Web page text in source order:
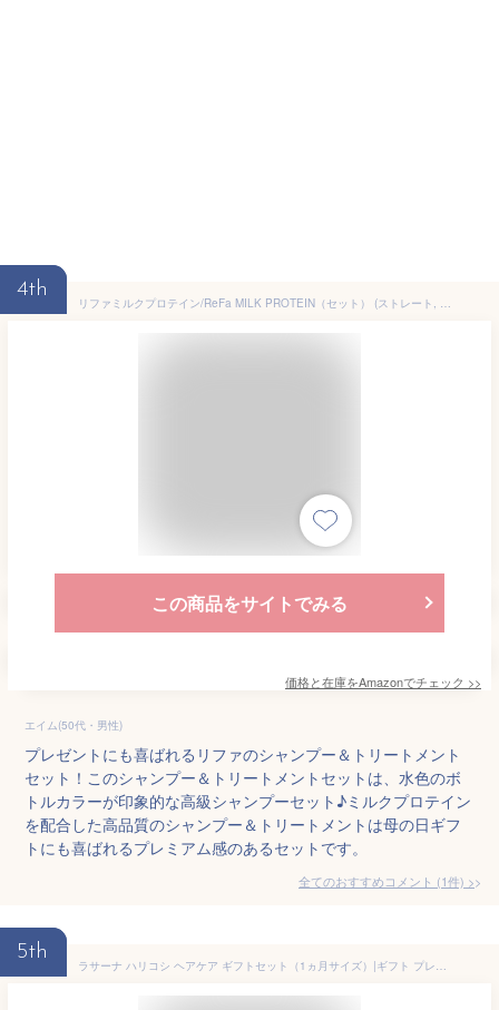
4th
リファミルクプロテイン/ReFa MILK PROTEIN（セット） (ストレート, シャンプー ＆トリートメントセット)
この商品をサイトでみる
価格と在庫をAmazonでチェック >>
エイム(50代・男性)
プレゼントにも喜ばれるリファのシャンプー＆トリートメント
セット！このシャンプー＆トリートメントセットは、水色のボ
トルカラーが印象的な高級シャンプーセット♪ミルクプロテイン
を配合した高品質のシャンプー＆トリートメントは母の日ギフ
トにも喜ばれるプレミアム感のあるセットです。
全てのおすすめコメント (1件) >
5th
ラサーナ ハリコシ ヘアケア ギフトセット（1ヵ月サイズ）|ギフト プレゼント お祝い 贈り物 プチギフト ふんわり ハリ コシ シャンプー トリートメント ヘア エッセンス 薬用 ボリューム トリートメント 母の日 奥さん 妻 奥様